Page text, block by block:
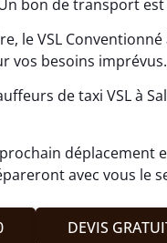
Un bon de transport
le VSL
vos besoins imprévus.
de taxi VSL à
déplacement
avec vous le
DEVIS